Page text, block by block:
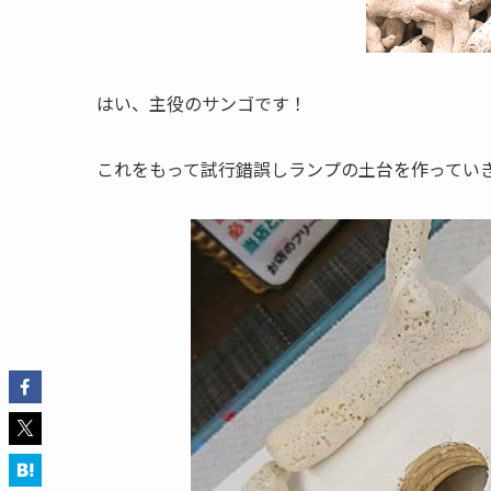
はい、主役のサンゴです！
これをもって試行錯誤しランプの土台を作ってい